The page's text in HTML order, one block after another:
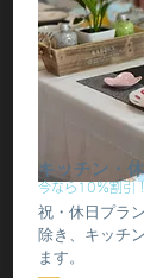
今なら10％割引！
キッチン・
祝・休日プラ
除き、キッチ
ます。